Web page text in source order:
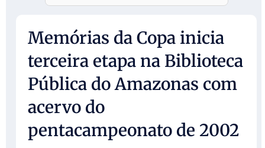
Memórias da Copa inicia
terceira etapa na Biblioteca
Pública do Amazonas com
acervo do
pentacampeonato de 2002